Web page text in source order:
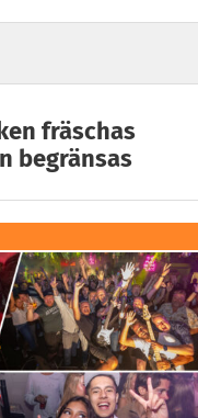
fräschas
begränsas